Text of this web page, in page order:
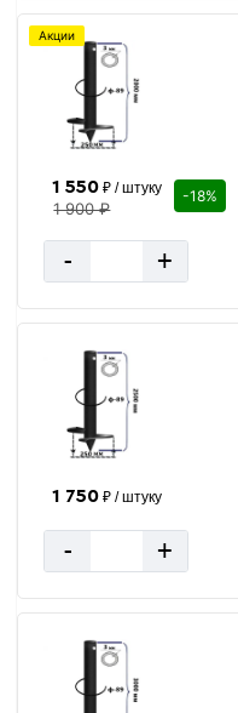
Акции
1 550 ₽ / штуку
1 900 ₽
-18%
- +
1 750 ₽ / штуку
- +